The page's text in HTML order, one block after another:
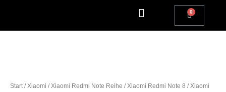
Start/Xiaomi /Xiaomi Redmi Note Reihe /Xiaomi Redmi Note 8 / Xiaomi